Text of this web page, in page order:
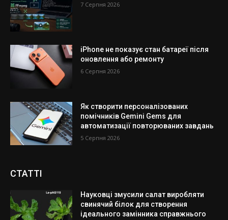
7 Серпня 2026
iPhone не показує стан батареї після
оновлення або ремонту
6 Серпня 2026
Як створити персоналізованих
помічників Gemini Gems для
автоматизації повторюваних завдань
5 Серпня 2026
СТАТТІ
Науковці змусили салат виробляти
свинячий білок для створення
ідеального замінника справжнього